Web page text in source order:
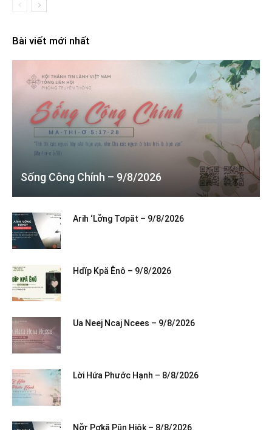
Bài viết mới nhất
Sống Công Chính – 9/8/2026
Arih ‘Lơ̆ng Tơpăt – 9/8/2026
Hdĭp Kpă Ênô – 9/8/2026
Ua Neej Ncaj Ncees – 9/8/2026
Lời Hứa Phước Hạnh – 8/8/2026
Nơ̆r Pơkă Pŭn Hiôk – 8/8/2026